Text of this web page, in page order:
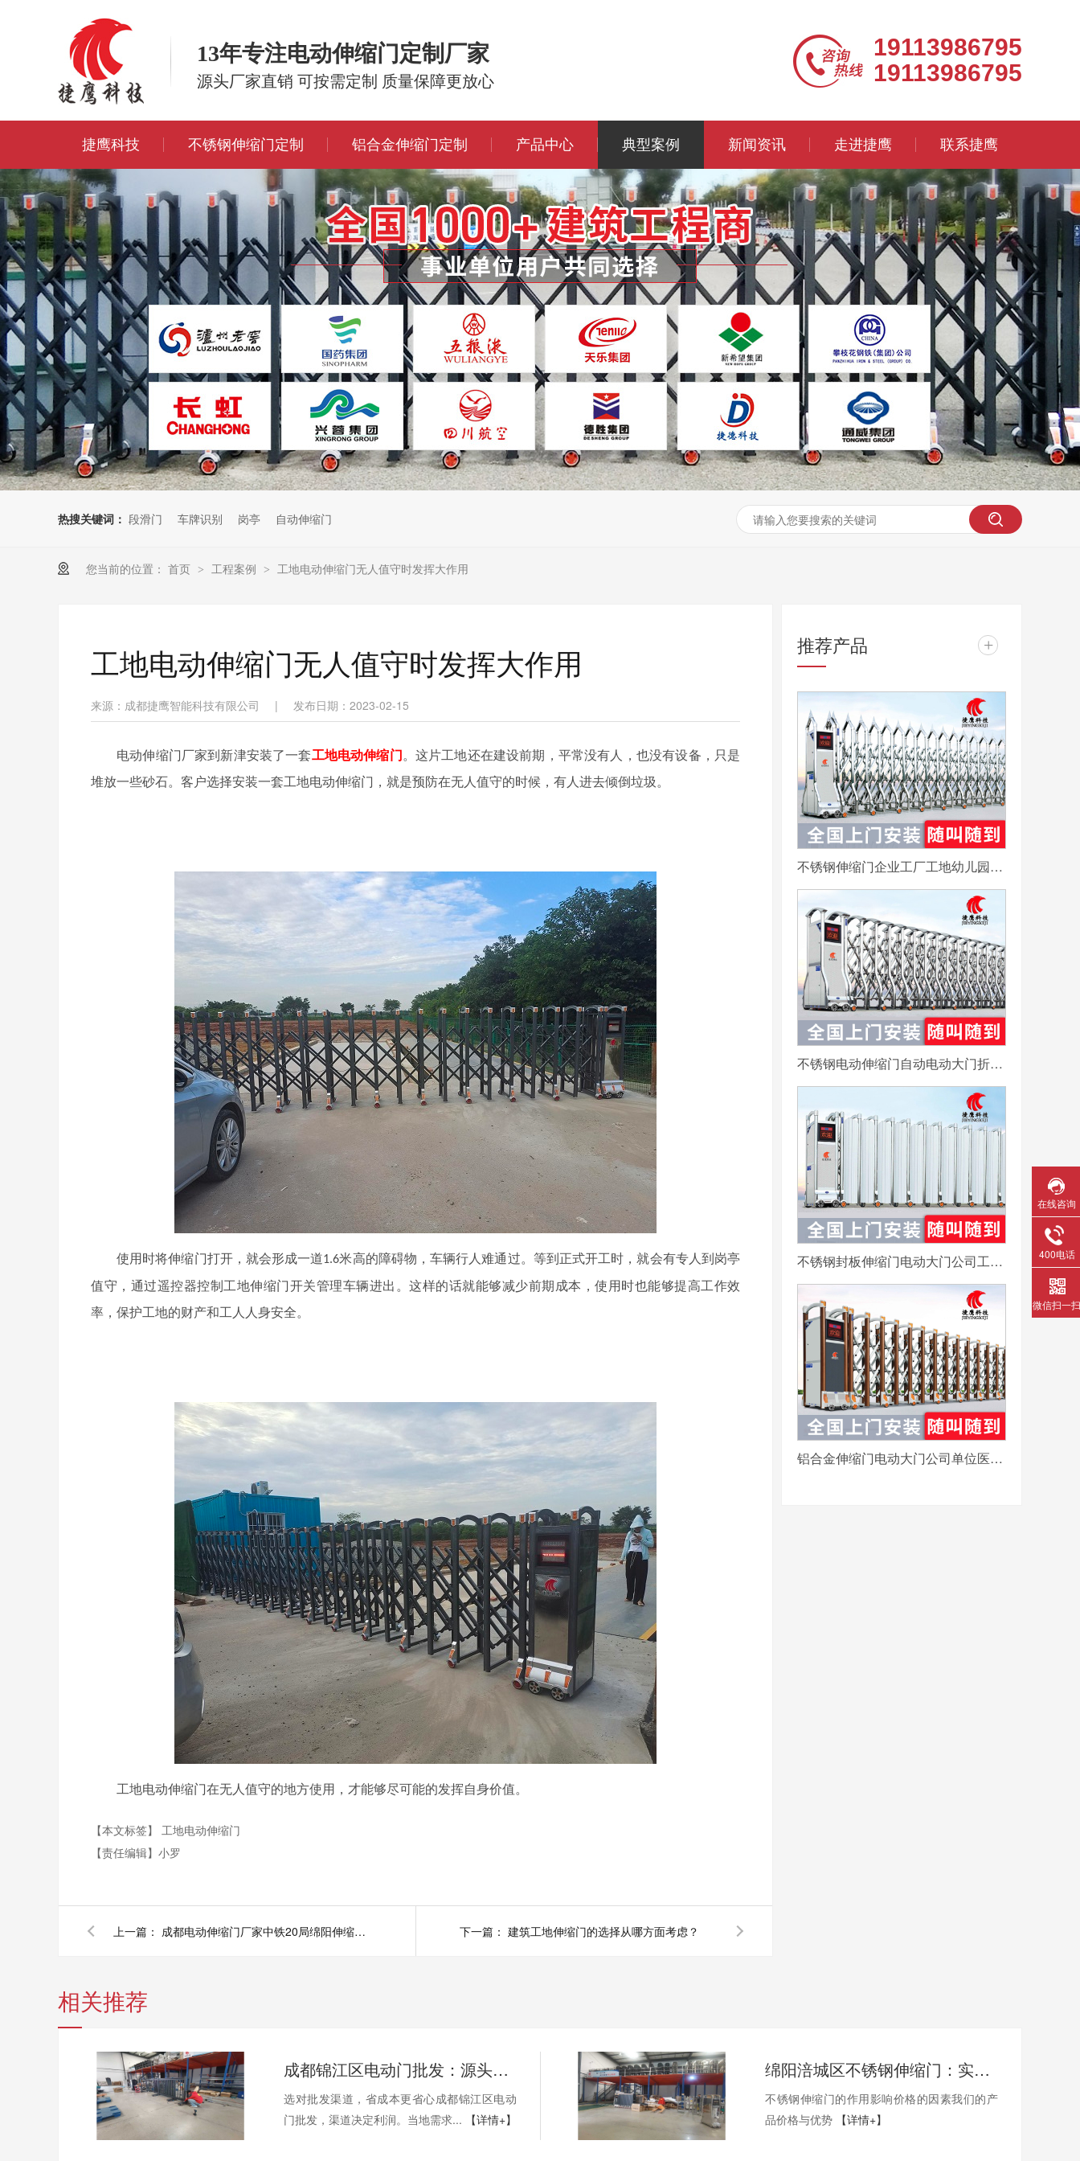
13年专注电动伸缩门定制厂家
源头厂家直销 可按需定制 质量保障更放心
19113986795
19113986795
捷鹰科技 不锈钢伸缩门定制 铝合金伸缩门定制 产品中心 典型案例 新闻资讯 走进捷鹰 联系捷鹰
热搜关键词： 段滑门 车牌识别 岗亭 自动伸缩门
您当前的位置： 首页 > 工程案例 > 工地电动伸缩门无人值守时发挥大作用
工地电动伸缩门无人值守时发挥大作用
来源：成都捷鹰智能科技有限公司 | 发布日期：2023-02-15
电动伸缩门厂家到新津安装了一套工地电动伸缩门 。这片工地还在建设前期，平常没有人，也没有设备，只是
堆放一些砂石。客户选择安装一套工地电动伸缩门，就是预防在无人值守的时候，有人进去倾倒垃圾。
使用时将伸缩门打开，就会形成一道1.6米高的障碍物，车辆行人难通过。等到正式开工时，就会有专人到岗亭
值守，通过遥控器控制工地伸缩门开关管理车辆进出。这样的话就能够减少前期成本，使用时也能够提高工作效
率，保护工地的财产和工人人身安全。
工地电动伸缩门在无人值守的地方使用，才能够尽可能的发挥自身价值。
【本文标签】 工地电动伸缩门
【责任编辑】 小罗
上一篇： 成都电动伸缩门厂家中铁20局绵阳伸缩门项目圆满完工 下一篇： 建筑工地伸缩门的选择从哪方面考虑？
推荐产品 +
不锈钢伸缩门企业工厂工地幼儿园电动大门平移自动无轨医院收缩门
不锈钢电动伸缩门自动电动大门折叠平移分段铝合金工地工厂封板门
不锈钢封板伸缩门电动大门公司工厂工地分段折叠平移自动收缩门
铝合金伸缩门电动大门公司单位医院工厂分段平移折叠自动收缩门
相关推荐
成都锦江区电动门批发：源头工厂直供，性价比首选
选对批发渠道，省成本更省心成都锦江区电动
门批发，渠道决定利润。当地需求...
【详情+】
绵阳涪城区不锈钢伸缩门：实用与性价比的完美结合
不锈钢伸缩门的作用影响价格的因素我们的产
品价格与优势 【详情+】
在线咨询
400电话
微信扫一扫